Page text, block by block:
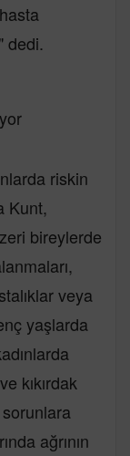
dedi.
riskin
Kunt,
bireylerde
veya
yaşlarda
kıkırdak
ağrının